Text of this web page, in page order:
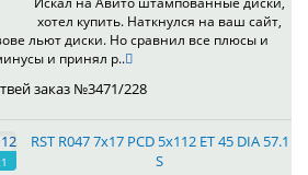
хотел купить. Наткнулся на ваш сайт,
льют диски. Но сравнил все плюсы и
и принял р..
заказ №3471/228
RST R047 7x17 PCD 5x112 ET 45 DIA 57.1
S